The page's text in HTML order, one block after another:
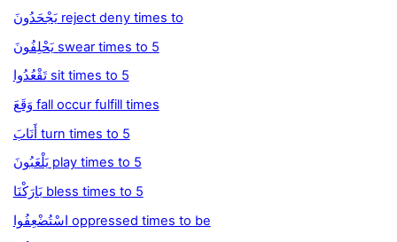
يَجْحَدُونَ reject deny times to
يَحْلِفُونَ swear times to 5
تَقْعُدُوا sit times to 5
وَقَعَ fall occur fulfill times
أَنَابَ turn times to 5
يَلْعَبُونَ play times to 5
بَارَكْنَا bless times to 5
اسْتُضْعِفُوا oppressed times to be